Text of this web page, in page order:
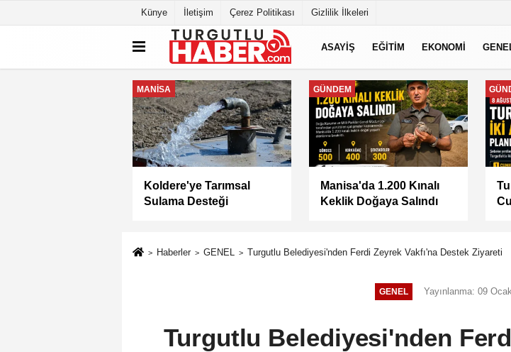
Künye İletişim Çerez Politikası Gizlilik İlkeleri
ASAYİŞ EĞİTİM EKONOMİ
MANİSA
Keli Mahallesi'nde Asfalt
Çalışması Tamamlandı
MANİSA
BAŞKAN ŞİMŞEK
SAHADAKİ
Haberler GENEL Turgutlu Belediyesi'nden Ferdi Zeyrek Vakfı'na Destek Ziyareti
GENEL Yayınlanma: 09
Turgutlu Belediyesi'nden